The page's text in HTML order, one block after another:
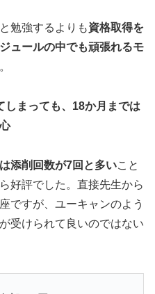
勉強するよりも資格取得を
ュールの中でも頑張れるモ
。
しまっても、18か月までは
添削回数が7回と多いこと
好評でした。直接先生から
ですが、ユーキャンのよう
受けられて良いのではない